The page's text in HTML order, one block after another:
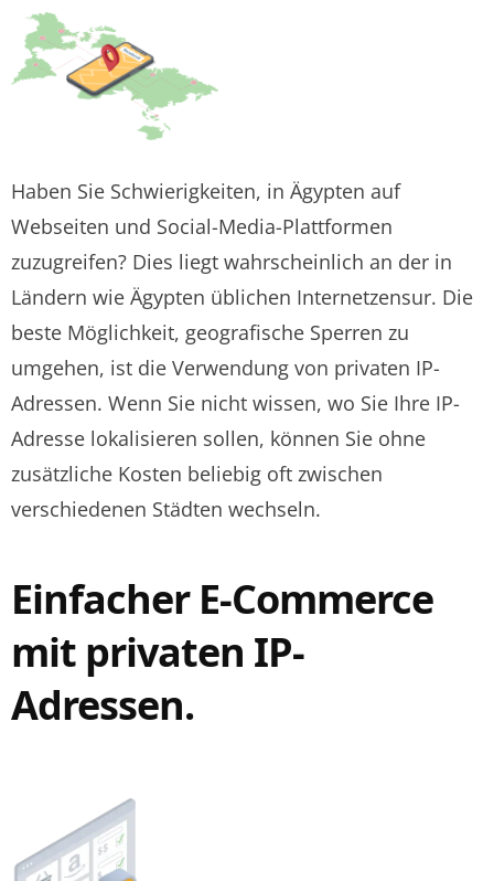
Haben Sie Schwierigkeiten, in Ägypten auf
Webseiten und Social-Media-Plattformen
zuzugreifen? Dies liegt wahrscheinlich an der in
Ländern wie Ägypten üblichen Internetzensur. Die
beste Möglichkeit, geografische Sperren zu
umgehen, ist die Verwendung von privaten IP-
Adressen. Wenn Sie nicht wissen, wo Sie Ihre IP-
Adresse lokalisieren sollen, können Sie ohne
zusätzliche Kosten beliebig oft zwischen
verschiedenen Städten wechseln.
Einfacher E-Commerce
mit privaten IP-
Adressen.